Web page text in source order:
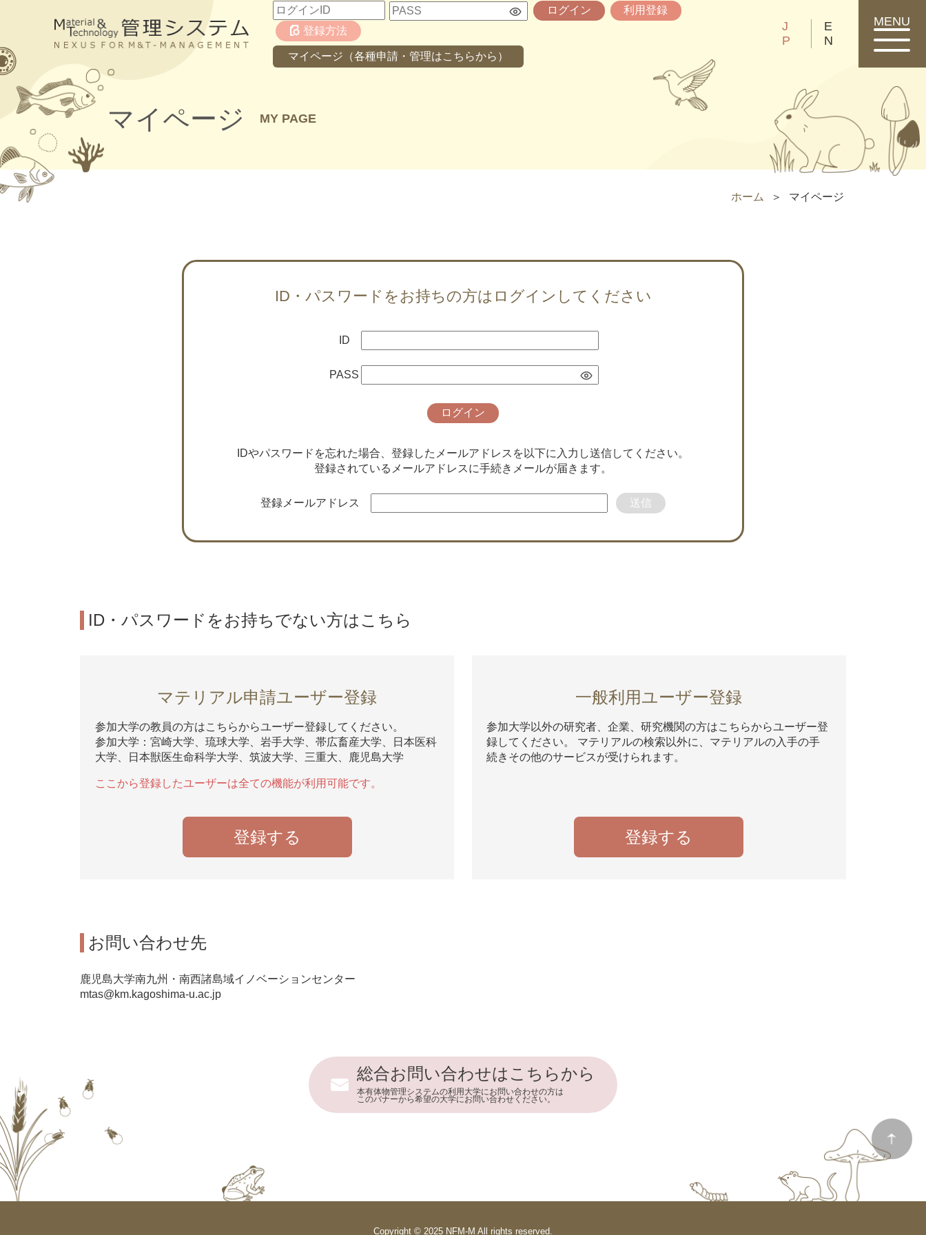
ログイン
利用登録
登録方法
マイページ（各種申請・管理はこちらから）
J
P
E
N
MENU
マイページ MY PAGE
ホーム マイページ
ID・パスワードをお持ちの方は ログインしてください
ID
PASS
ログイン
IDやパスワードを忘れた場合、登録したメールアドレスを以下に入力し送信してください。
登録されているメールアドレスに手続きメールが届きます。
登録メールアドレス 送信
ID・パスワードをお持ちでない方はこちら
マテリアル申請ユーザー登録
参加大学の教員の方はこちらからユーザー登録してください。
参加大学：宮崎大学、琉球大学、岩手大学、帯広畜産大学、日本医科
大学、日本獣医生命科学大学、筑波大学、三重大、鹿児島大学
ここから登録したユーザーは全ての機能が利用可能です。
登録する
一般利用ユーザー登録
参加大学以外の研究者、企業、研究機関の方はこちらからユーザー登
録してください。 マテリアルの検索以外に、マテリアルの入手の手
続きその他のサービスが受けられます。
登録する
お問い合わせ先
鹿児島大学南九州・南西諸島域イノベーションセンター
mtas@km.kagoshima-u.ac.jp
総合お問い合わせはこちらから
本有体物管理システムの利用大学にお問い合わせの方は
このバナーから希望の大学にお問い合わせください。
Copyright © 2025 NFM-M All rights reserved.